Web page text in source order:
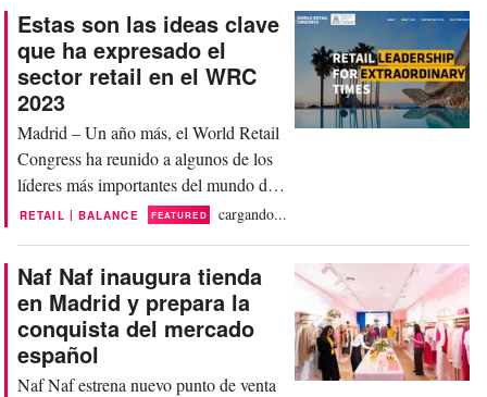
la IA (inteligencia artificial). Con un
ambiente macroeconómico
complicado, expectativas elevadas y la
competencia...
Estas son las ideas clave
que ha expresado el
sector retail en el WRC
2023
Madrid – Un año más, el World Retail
Congress ha reunido a algunos de los
líderes más importantes del mundo de
la moda y el sector retail como
situación actual del Retail. A través del
expertise de retailers como Tendam,
Mango, Primark, Zalando, Sephora o
el concept store español Wow...
RETAIL | BALANCE FEATURED cargando...
Naf Naf inaugura tienda
en Madrid y prepara la
conquista del mercado
español
Naf Naf estrena nuevo punto de venta